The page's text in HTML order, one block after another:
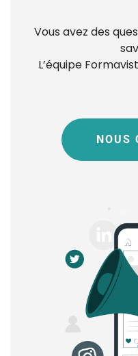
Vous avez des
L’équipe
NOUS